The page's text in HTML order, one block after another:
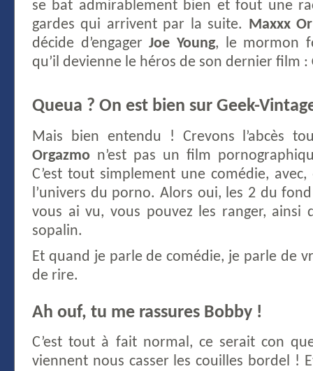
se bat admirablement bien et fout une
gardes qui arrivent par la suite. Maxxx
décide d’engagerJoe Young, le mormon
qu’il devienne le héros de son dernier film :
Queua ? On est bien sur Geek-
Mais bien entendu ! Crevons l’abcès
Orgazmo n’est pas un film
C’est tout simplement une comédie,
l’univers du porno. Alors oui, les 2 du
vous ai vu, vous pouvez les ranger, ainsi
sopalin.
Et quand je parle de comédie, je parle de
de rire.
Ah ouf, tu me rassures Bobby !
C’est tout à fait normal, ce serait con
viennent nous casser les couilles bordel !